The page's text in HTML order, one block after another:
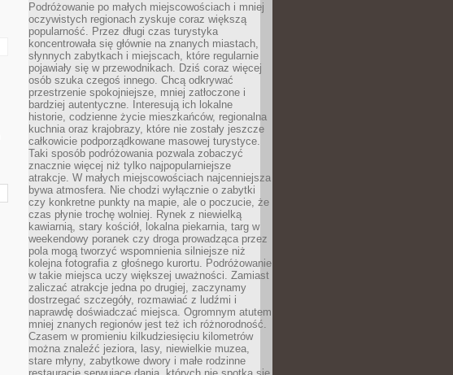
Podróżowanie po małych miejscowościach i mniej
oczywistych regionach zyskuje coraz większą
popularność. Przez długi czas turystyka
koncentrowała się głównie na znanych miastach,
słynnych zabytkach i miejscach, które regularnie
pojawiały się w przewodnikach. Dziś coraz więcej
osób szuka czegoś innego. Chcą odkrywać
przestrzenie spokojniejsze, mniej zatłoczone i
bardziej autentyczne. Interesują ich lokalne
historie, codzienne życie mieszkańców, regionalna
kuchnia oraz krajobrazy, które nie zostały jeszcze
całkowicie podporządkowane masowej turystyce.
Taki sposób podróżowania pozwala zobaczyć
znacznie więcej niż tylko najpopularniejsze
atrakcje. W małych miejscowościach najcenniejsza
bywa atmosfera. Nie chodzi wyłącznie o zabytki
czy konkretne punkty na mapie, ale o poczucie, że
czas płynie trochę wolniej. Rynek z niewielką
kawiarnią, stary kościół, lokalna piekarnia, targ w
weekendowy poranek czy droga prowadząca przez
pola mogą tworzyć wspomnienia silniejsze niż
kolejna fotografia z głośnego kurortu. Podróżowanie
w takie miejsca uczy większej uważności. Zamiast
zaliczać atrakcje jedna po drugiej, zaczynamy
dostrzegać szczegóły, rozmawiać z ludźmi i
naprawdę doświadczać miejsca. Ogromnym atutem
mniej znanych regionów jest też ich różnorodność.
Czasem w promieniu kilkudziesięciu kilometrów
można znaleźć jeziora, lasy, niewielkie muzea,
stare młyny, zabytkowe dwory i małe rodzinne